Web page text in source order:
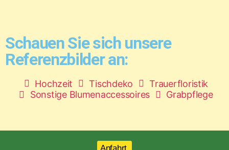
Schauen Sie sich unsere
Referenzbilder an:
Hochzeit Tischdeko
Trauerfloristik
Sonstige Blumenaccessoires
Grabpflege